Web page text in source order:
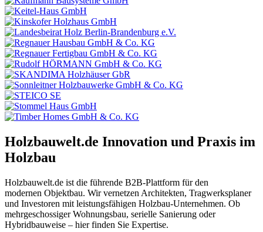
Holzbauwelt.de Innovation und Praxis im
Holzbau
Holzbauwelt.de ist die führende B2B-Plattform für den
modernen Objektbau. Wir vernetzen Architekten, Tragwerksplaner
und Investoren mit leistungsfähigen Holzbau-Unternehmen. Ob
mehrgeschossiger Wohnungsbau, serielle Sanierung oder
Hybridbauweise – hier finden Sie Expertise.